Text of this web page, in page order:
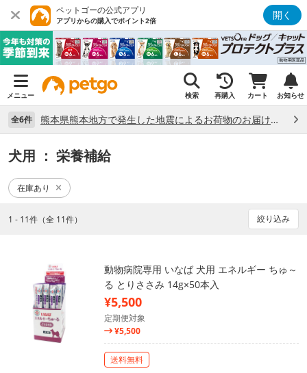
ペットゴーの公式アプリ
アプリからの購入でポイント2倍 開く
メニュー 検索 再購入 カート お知らせ
全6件 熊本県熊本地方で発生した地震によるお荷物のお届け状況について （7/28）
犬用 ： 栄養補給
在庫あり
1 - 11件（全 11件） 絞り込み
動物病院専用 いなば 犬用 エネルギー ちゅ～
る とりささみ 14g×50本入
¥5,500
定期便対象
¥5,500
送料無料